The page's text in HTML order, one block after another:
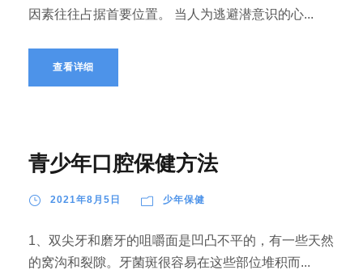
因素往往占据首要位置。 当人为逃避潜意识的心...
查看详细
青少年口腔保健方法
2021年8月5日 少年保健
1、双尖牙和磨牙的咀嚼面是凹凸不平的，有一些天然
的窝沟和裂隙。牙菌斑很容易在这些部位堆积而...